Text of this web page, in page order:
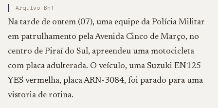
Arquivo BnT
Na tarde de ontem (07), uma equipe da Polícia Militar
em patrulhamento pela Avenida Cinco de Março, no
centro de Piraí do Sul, apreendeu uma motocicleta
com placa adulterada. O veículo, uma Suzuki EN125
YES vermelha, placa ARN-3084, foi parado para uma
vistoria de rotina.